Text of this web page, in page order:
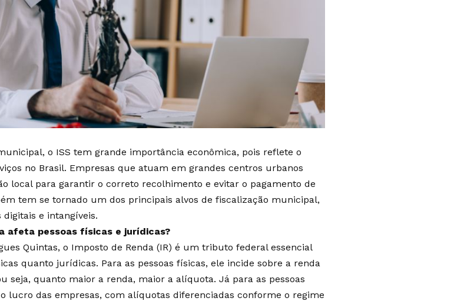
o ISS tem grande importância econômica, pois reflete o
no Brasil. Empresas que atuam em grandes centros urbanos
local para garantir o correto recolhimento e evitar o pagamento de
tem se tornado um dos principais alvos de fiscalização municipal,
e intangíveis.
afeta pessoas físicas e jurídicas?
Quintas, o Imposto de Renda (IR) é um tributo federal essencial
quanto jurídicas. Para as pessoas físicas, ele incide sobre a renda
seja, quanto maior a renda, maior a alíquota. Já para as pessoas
lucro das empresas, com alíquotas diferenciadas conforme o regime